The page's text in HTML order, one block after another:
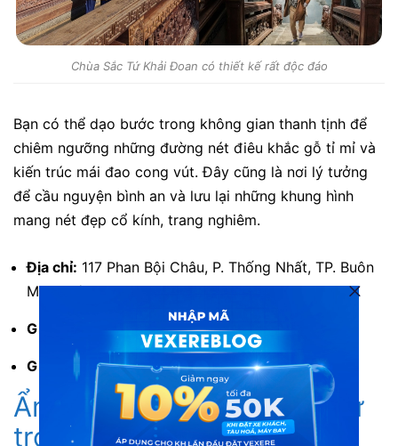
Chùa Sắc Tứ Khải Đoan có thiết kế rất độc đáo
Bạn có thể dạo bước trong không gian thanh tịnh để
chiêm ngưỡng những đường nét điêu khắc gỗ tỉ mỉ và
kiến trúc mái đao cong vút. Đây cũng là nơi lý tưởng
để cầu nguyện bình an và lưu lại những khung hình
mang nét đẹp cổ kính, trang nghiêm.
Địa chỉ: 117 Phan Bội Châu, P. Thống Nhất, TP. Buôn
Ma Thuột.
Giờ mở cửa:08:00 – 18:00.
Giá vé: Miễn phí vào cửa.
Ẩm thực nhất định phải thử
trong chuyến đi 2 ngày